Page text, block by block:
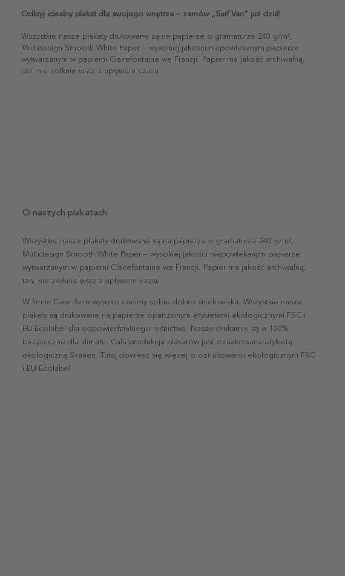
Odkryj idealny plakat dla swojego wnętrza – zamów „Surf Van” już dziś!
Wszystkie nasze plakaty drukowane są na papierze o gramaturze 240 g/m²,
Multidesign Smooth White Paper – wysokiej jakości niepowlekanym papierze
wytwarzanym w papierni Clairefontaine we Francji. Papier ma jakość archiwalną,
tzn. nie żółknie wraz z upływem czasu.
O naszych plakatach
Wszystkie nasze plakaty drukowane są na papierze o gramaturze 240 g/m²,
Multidesign Smooth White Paper – wysokiej jakości niepowlekanym papierze
wytwarzanym w papierni Clairefontaine we Francji. Papier ma jakość archiwalną,
tzn. nie żółknie wraz z upływem czasu.
W firmie Dear Sam wysoko cenimy sobie dobro środowiska. Wszystkie nasze
plakaty są drukowane na papierze opatrzonym etykietami ekologicznymi FSC i
EU Ecolabel dla odpowiedzialnego leśnictwa. Nasze drukarnie są w 100%
bezpieczne dla klimatu. Cała produkcja plakatów jest oznakowana etykietą
ekologiczną Svanen. Tutaj dowiesz się więcej o oznakowaniu ekologicznym FSC
i EU Ecolabel.